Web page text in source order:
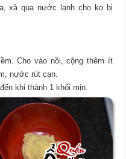
xả qua nước lạnh cho ko bị
Cho vào nồi, cộng thêm ít
nước rút cạn.
khi thành 1 khối mịn.